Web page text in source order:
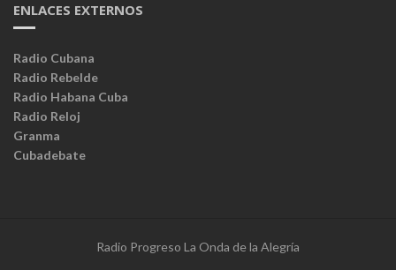
ENLACES EXTERNOS
Radio Cubana
Radio Rebelde
Radio Habana Cuba
Radio Reloj
Granma
Cubadebate
Radio Progreso La Onda de la Alegría